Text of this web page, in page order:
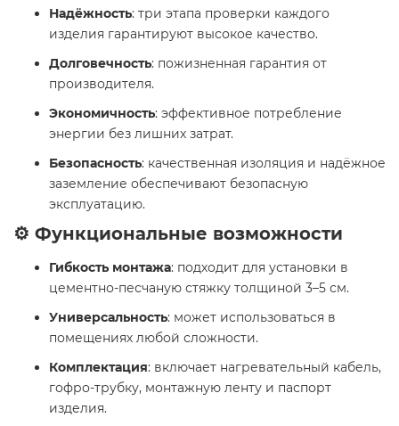
Надёжность: три этапа проверки каждого
изделия гарантируют высокое качество.
Долговечность: пожизненная гарантия от
производителя.
Экономичность: эффективное потребление
энергии без лишних затрат.
Безопасность: качественная изоляция и надёжное
заземление обеспечивают безопасную
эксплуатацию.
⚙️ Функциональные возможности
Гибкость монтажа: подходит для установки в
цементно-песчаную стяжку толщиной 3–5 см.
Универсальность: может использоваться в
помещениях любой сложности.
Комплектация: включает нагревательный кабель,
гофро-трубку, монтажную ленту и паспорт
изделия.